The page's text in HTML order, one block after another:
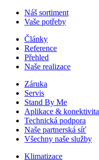
Náš sortiment
Vaše potřeby
Články
Reference
Přehled
Naše realizace
Záruka
Servis
Stand By Me
Aplikace & konektivita
Technická podpora
Naše partnerská síť
Všechny naše služby
Klimatizace